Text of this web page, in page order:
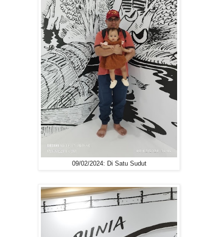
09/02/2024: Di Satu Sudut